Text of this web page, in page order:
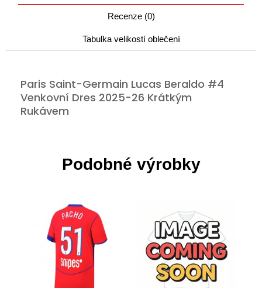
Recenze (0)
Tabulka velikostí oblečení
Paris Saint-Germain Lucas Beraldo #4
Venkovní Dres 2025-26 Krátkým
Rukávem
Podobné výrobky